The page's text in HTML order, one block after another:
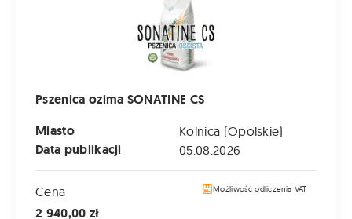
Pszenica ozima SONATINE CS
Miasto
Kolnica (Opolskie)
Data publikacji 05.08.2026
Cena
2 940,00 zł
Możliwość odliczenia VAT